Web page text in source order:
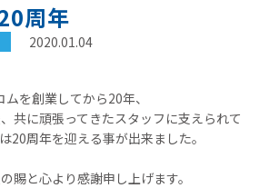
周年
2020.01.04
を創業してから20年、
共に頑張ってきたスタッフに支えられて
20周年を迎える事が出来ました。
賜と心より感謝申し上げます。